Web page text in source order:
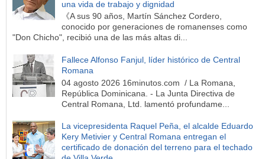
una vida de trabajo y dignidad
《A sus 90 años, Martín Sánchez Cordero,
conocido por generaciones de romanenses como
"Don Chicho", recibió una de las más altas di...
Fallece Alfonso Fanjul, líder histórico de Central
Romana
04 agosto 2026 16minutos.com / La Romana,
República Dominicana. - La Junta Directiva de
Central Romana, Ltd. lamentó profundame...
La vicepresidenta Raquel Peña, el alcalde Eduardo
Kery Metivier y Central Romana entregan el
certificado de donación del terreno para el techado